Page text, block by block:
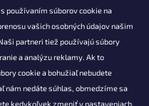
používaním súborov cookie na
vašich osobných údajov našim
partneri tiež používajú súbory
a analýzu reklamy. Ak to
cookie a bohužiaľ nebudete
nám nedáte súhlas, obmedzíme sa
kedykoľvek zmeniť v nastaveniach.